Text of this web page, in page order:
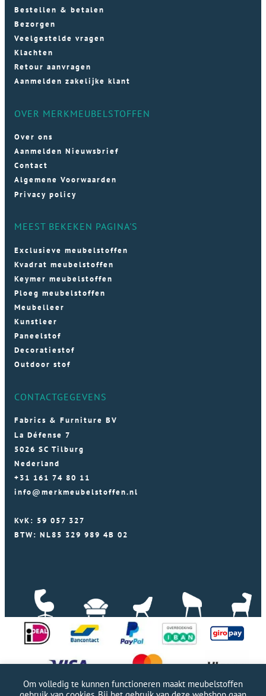
Bestellen & betalen
Bezorgen
Veelgestelde vragen
Klachten
Retour aanvragen
Aanmelden zakelijke klant
OVER MERKMEUBELSTOFFEN
Over ons
Aanmelden Nieuwsbrief
Contact
Algemene Voorwaarden
Privacy policy
MEEST BEKEKEN PAGINA'S
Exclusieve meubelstoffen
Kvadrat meubelstoffen
Keymer meubelstoffen
Ploeg meubelstoffen
Meubelleer
Kunstleer
Paneelstof
Decoratiestof
Outdoor stof
CONTACTGEGEVENS
Fabrics & Furniture BV
La Défense 7
5026 SC Tilburg
Nederland
+31 161 74 80 11
info@merkmeubelstoffen.nl
KvK: 59 057 327
BTW: NL85 329 989 4B 02
Om volledig te kunnen functioneren maakt meubelstoffen